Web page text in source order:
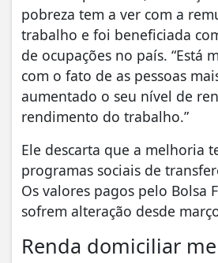
pobreza tem a ver com a
trabalho e foi beneficiada
de ocupações no país. “Está
com o fato de as pessoas
aumentado o seu nível de
rendimento do trabalho.”
Ele descarta que a melhoria
programas sociais de
Os valores pagos pelo Bolsa
sofrem alteração desde
Renda domiciliar